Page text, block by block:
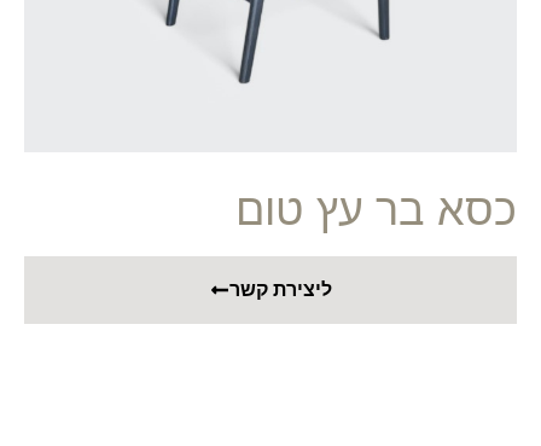
כסא בר עץ טום
ליצירת קשר